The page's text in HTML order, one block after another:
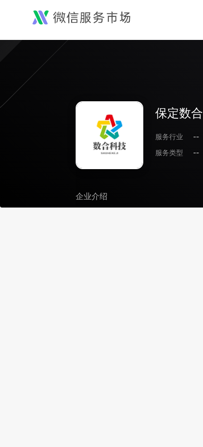
保定数
服务行业
--
服务类型
--
企业介绍